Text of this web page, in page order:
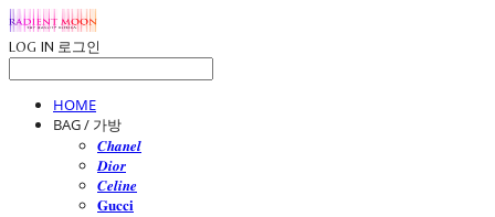
LOG IN 로그인
HOME
BAG / 가방
𝑪𝒉𝒂𝒏𝒆𝒍
𝑫𝒊𝒐𝒓
𝑪𝒆𝒍𝒊𝒏𝒆
𝐆𝐮𝐜𝐜𝐢